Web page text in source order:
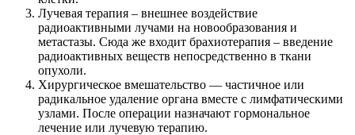
Лучевая терапия – внешнее воздействие
радиоактивными лучами на новообразования и
метастазы. Сюда же входит брахиотерапия – введение
радиоактивных веществ непосредственно в ткани
опухоли.
Хирургическое вмешательство — частичное или
радикальное удаление органа вместе с лимфатическими
узлами. После операции назначают гормональное
лечение или лучевую терапию.